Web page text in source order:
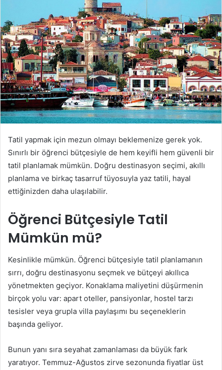
Tatil yapmak için mezun olmayı beklemenize gerek yok.
Sınırlı bir öğrenci bütçesiyle de hem keyifli hem güvenli bir
tatil planlamak mümkün. Doğru destinasyon seçimi, akıllı
planlama ve birkaç tasarruf tüyosuyla yaz tatili, hayal
ettiğinizden daha ulaşılabilir.
Öğrenci Bütçesiyle Tatil
Mümkün mü?
Kesinlikle mümkün. Öğrenci bütçesiyle tatil planlamanın
sırrı, doğru destinasyonu seçmek ve bütçeyi akıllıca
yönetmekten geçiyor. Konaklama maliyetini düşürmenin
birçok yolu var: apart oteller, pansiyonlar, hostel tarzı
tesisler veya grupla villa paylaşımı bu seçeneklerin
başında geliyor.
Bunun yanı sıra seyahat zamanlaması da büyük fark
yaratıyor. Temmuz-Ağustos zirve sezonunda fiyatlar üst